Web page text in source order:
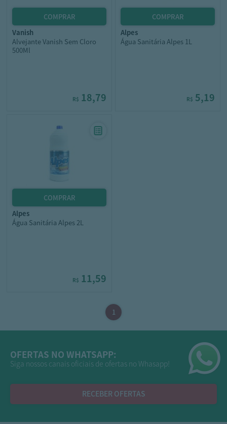
vanish
Alvejante Vanish Sem Cloro
500Ml
R$ 18,79
alpes
Água Sanitária Alpes 1L
R$ 5,19
alpes
Água Sanitária Alpes 2L
R$ 11,59
OFERTAS NO WHATSAPP:
Siga nossos canais oficiais de ofertas no Whasapp!
RECEBER OFERTAS